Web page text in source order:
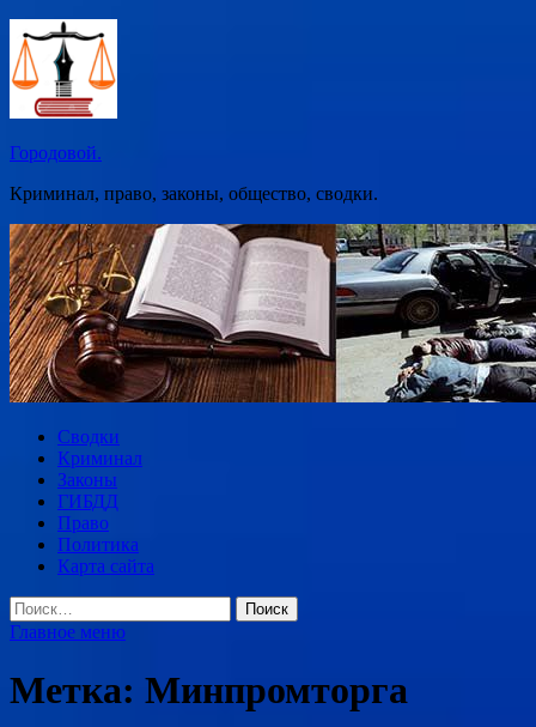
Перейти
содержимому
Городовой.
Криминал, право, законы, общество, сводки.
Сводки
Криминал
Законы
ГИБДД
Право
Политика
Карта сайта
Найти:
Главное меню
Метка: Минпромторга